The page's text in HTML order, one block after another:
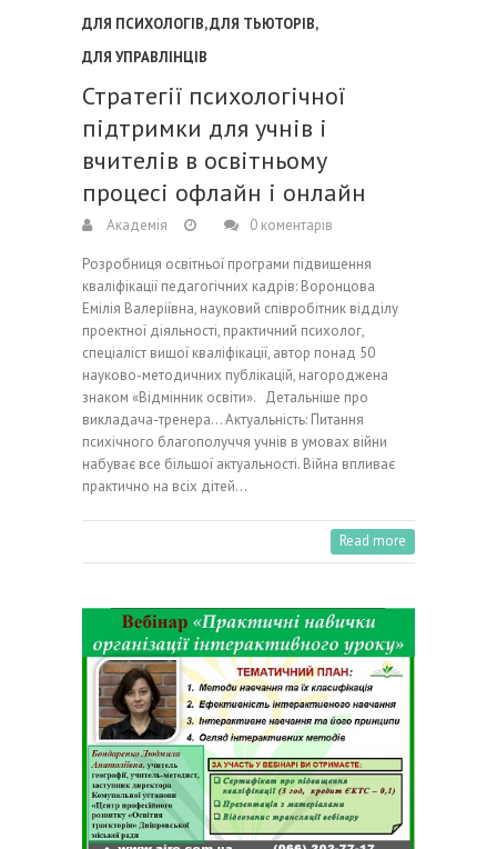
ДЛЯ ПСИХОЛОГІВ,ДЛЯ ТЬЮТОРІВ,
ДЛЯ УПРАВЛІНЦІВ
Стратегії психологічної
підтримки для учнів і
вчителів в освітньому
процесі офлайн і онлайн
Академія 0 коментарів
Розробниця освітньої програми підвищення
кваліфікації педагогічних кадрів: Воронцова
Емілія Валеріївна, науковий співробітник відділу
проектної діяльності, практичний психолог,
спеціаліст вищої кваліфікації, автор понад 50
науково-методичних публікацій, нагороджена
знаком «Відмінник освіти». Детальніше про
викладача-тренера… Актуальність: Питання
психічного благополуччя учнів в умовах війни
набуває все більшої актуальності. Війна впливає
практично на всіх дітей…
Read more